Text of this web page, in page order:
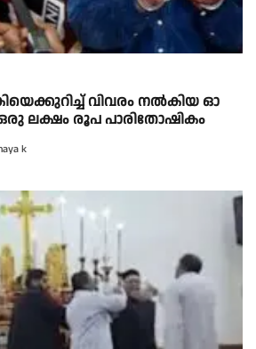
വി​വ​രം ന​ൽ​കി​യ ഓ​
ല​ക്ഷം രൂ​പ പാ​രി​തോ​ഷി​കം
k